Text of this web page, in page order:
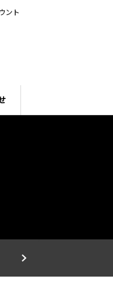
ント